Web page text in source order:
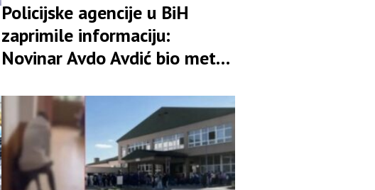
Policijske agencije u BiH
zaprimile informaciju:
Novinar Avdo Avdić bio meta